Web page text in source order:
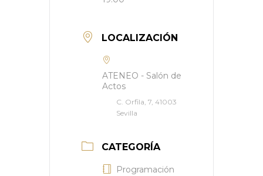
LOCALIZACIÓN
ATENEO - Salón de
Actos
C. Orfila, 7, 41003
Sevilla
CATEGORÍA
Programación